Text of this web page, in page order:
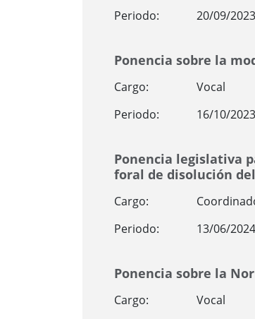
Periodo:
20/09/
Ponencia sobre la
Cargo:
Vocal
Periodo:
16/10/
Ponencia legislativa
foral de disolución
Cargo:
Periodo:
13/06/
Ponencia sobre la
Cargo:
Vocal